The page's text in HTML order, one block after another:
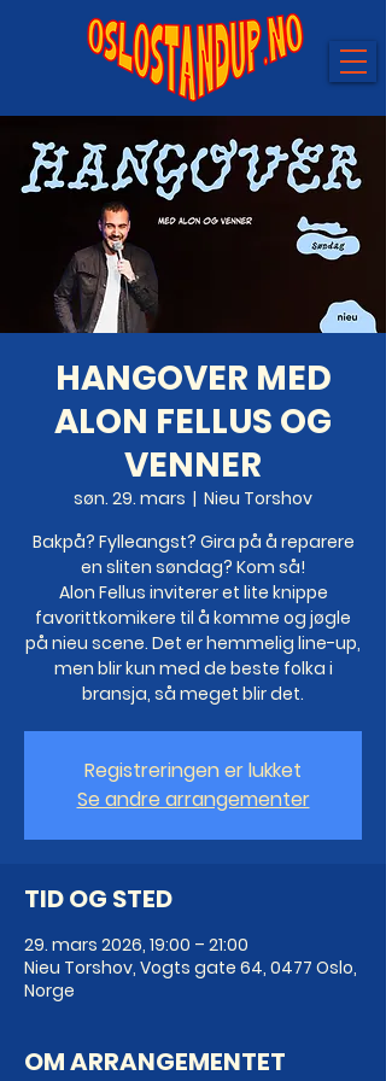
HANGOVER MED
ALON FELLUS OG
VENNER
søn. 29. mars
  |
Nieu Torshov
Bakpå? Fylleangst? Gira på å reparere
en sliten søndag? Kom så!
Alon Fellus inviterer et lite knippe
favorittkomikere til å komme og jøgle
på nieu scene. Det er hemmelig line-up,
men blir kun med de beste folka i
bransja, så meget blir det.
Registreringen er lukket
Se andre arrangementer
TID OG STED
29. mars 2026, 19:00 – 21:00
Nieu Torshov, Vogts gate 64, 0477 Oslo,
Norge
OM ARRANGEMENTET